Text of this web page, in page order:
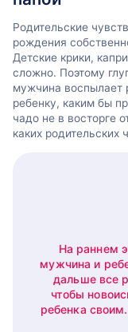
Родительские
рождения
Детские крики,
сложно. Поэтому
мужчина воспылает
ребенку, каким бы
чадо не в восторге
каких родительских
На раннем
мужчина и
дальше все
чтобы
ребенка